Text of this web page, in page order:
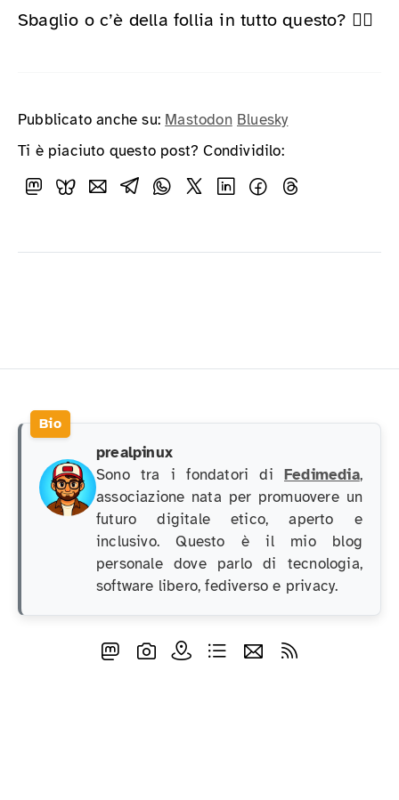
Sbaglio o c’è della follia in tutto questo? 😵‍💫
Pubblicato anche su: Mastodon Bluesky
Ti è piaciuto questo post? Condividilo:
prealpinux
Sono tra i fondatori di Fedimedia,
associazione nata per promuovere un
futuro digitale etico, aperto e
inclusivo. Questo è il mio blog
personale dove parlo di tecnologia,
software libero, fediverso e privacy.